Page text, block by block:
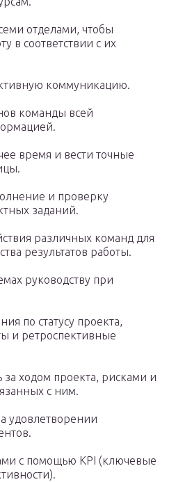
отделами, чтобы
в соответствии с их
коммуникацию.
команды всей
время и вести точные
и проверку
заданий.
различных команд для
результатов работы.
руководству при
по статусу проекта,
и ретроспективные
за ходом проекта, рисками и
с ним.
удовлетворении
с помощью KPI (ключевые